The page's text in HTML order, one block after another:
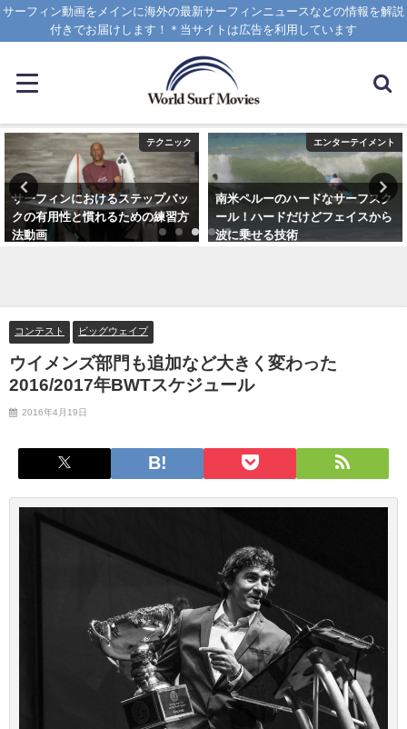
サーフィン動画をメインに海外の最新サーフィンニュースなどの情報を解説
付きでお届けします！＊当サイトは広告を利用しています
テクニック
サーフィンにおけるステップバッ
クの有用性と慣れるための練習方
法動画
エンターテイメント
南米ペルーのハードなサーフスク
ール！ハードだけどフェイスから
波に乗せる技術
コンテスト ビッグウェイブ
ウイメンズ部門も追加など大きく変わった
2016/2017年BWTスケジュール
2016年4月19日